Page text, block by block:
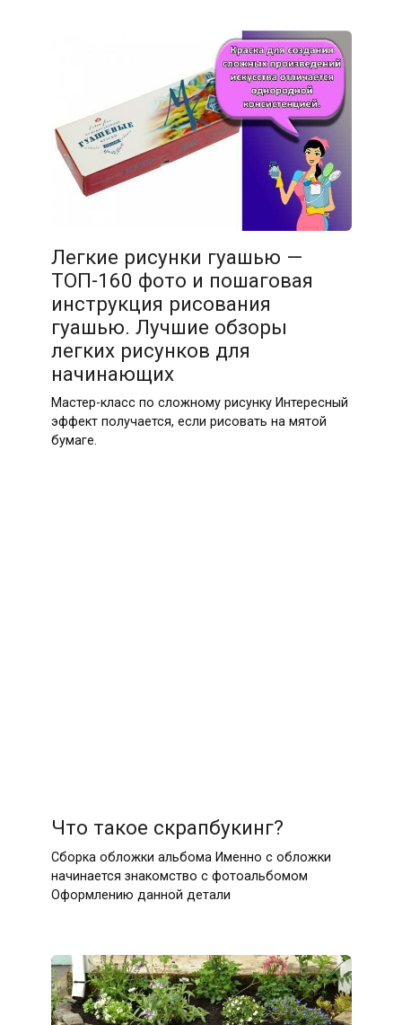
Легкие рисунки гуашью —
ТОП-160 фото и пошаговая
инструкция рисования
гуашью. Лучшие обзоры
легких рисунков для
начинающих
Мастер-класс по сложному рисунку Интересный
эффект получается, если рисовать на мятой
бумаге.
Что такое скрапбукинг?
Сборка обложки альбома Именно с обложки
начинается знакомство с фотоальбомом
Оформлению данной детали